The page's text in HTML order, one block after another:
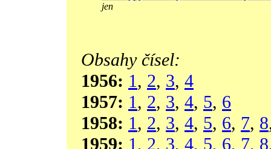
jen
Obsahy čísel:
1956: 1, 2, 3, 4
1957: 1, 2, 3, 4, 5, 6
1958: 1, 2, 3, 4, 5, 6, 7, 8
1959: 1, 2, 3, 4, 5, 6, 7, 8